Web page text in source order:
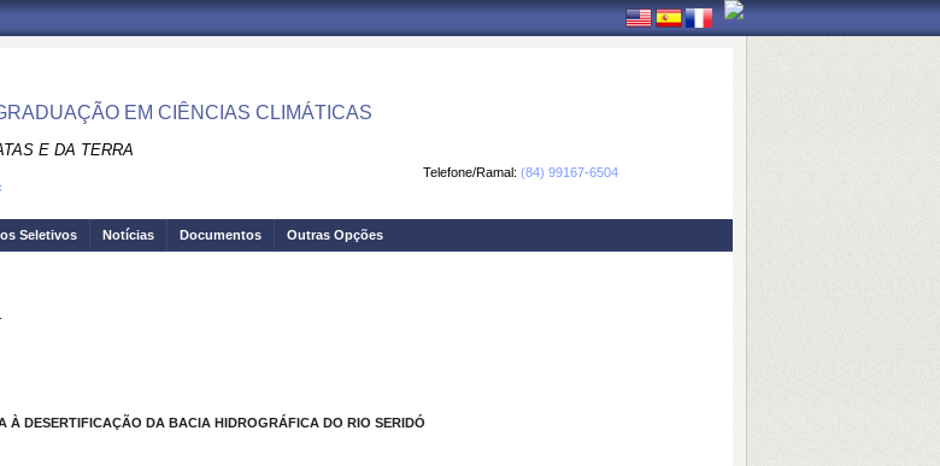
EM CIÊNCIAS CLIMÁTICAS
E DA TERRA
Telefone/Ramal: (84) 99167-6504
Seletivos Notícias Documentos Outras Opções
À DESERTIFICAÇÃO DA BACIA HIDROGRÁFICA DO RIO SERIDÓ